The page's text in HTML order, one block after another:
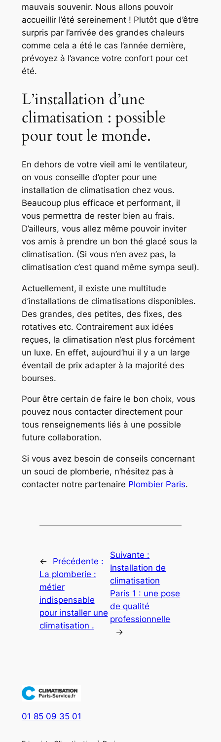
mauvais souvenir. Nous allons pouvoir
accueillir l’été sereinement ! Plutôt que d’être
surpris par l’arrivée des grandes chaleurs
comme cela a été le cas l’année dernière,
prévoyez à l’avance votre confort pour cet
été.
L’installation d’une
climatisation : possible
pour tout le monde.
En dehors de votre vieil ami le ventilateur,
on vous conseille d’opter pour une
installation de climatisation chez vous.
Beaucoup plus efficace et performant, il
vous permettra de rester bien au frais.
D’ailleurs, vous allez même pouvoir inviter
vos amis à prendre un bon thé glacé sous la
climatisation. (Si vous n’en avez pas, la
climatisation c’est quand même sympa seul).
Actuellement, il existe une multitude
d’installations de climatisations disponibles.
Des grandes, des petites, des fixes, des
rotatives etc. Contrairement aux idées
reçues, la climatisation n’est plus forcément
un luxe. En effet, aujourd’hui il y a un large
éventail de prix adapter à la majorité des
bourses.
Pour être certain de faire le bon choix, vous
pouvez nous contacter directement pour
tous renseignements liés à une possible
future collaboration.
Si vous avez besoin de conseils concernant
un souci de plomberie, n’hésitez pas à
contacter notre partenaire Plombier Paris.
←
Précédente :
La plomberie :
métier
indispensable
pour installer une
climatisation .
Suivante :
Installation de
climatisation
Paris 1 : une pose
de qualité
professionnelle
→
01 85 09 35 01